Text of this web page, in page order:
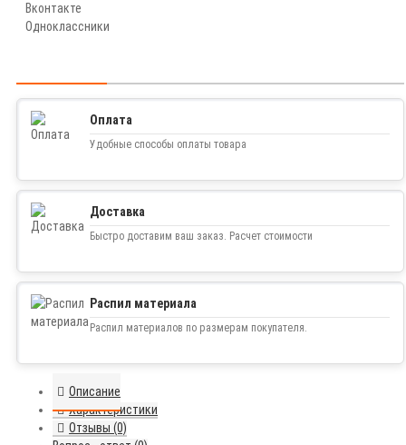
Вконтакте
Одноклассники
Оплата
Удобные способы оплаты товара
Доставка
Быстро доставим ваш заказ. Расчет стоимости
Распил материала
Распил материалов по размерам покупателя.
Описание
Характеристики
Отзывы (0)